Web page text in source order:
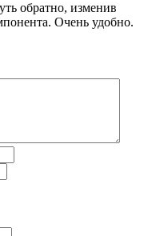
обратно, изменив
Очень удобно.